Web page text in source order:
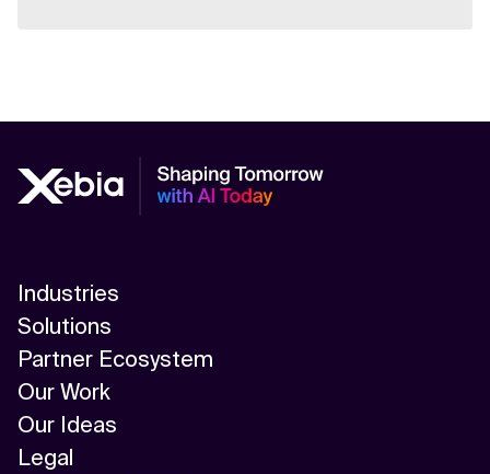
Industries
Solutions
Partner Ecosystem
Our Work
Our Ideas
Legal